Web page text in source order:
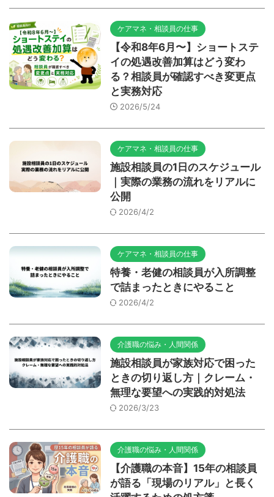
ケアマネ・相談員の仕事
【令和8年6月〜】ショートステ
イの処遇改善加算はどう変わ
る？相談員が確認すべき変更点
と実務対応
2026/5/24
ケアマネ・相談員の仕事
施設相談員の1日のスケジュール
｜実際の業務の流れをリアルに
公開
2026/4/2
ケアマネ・相談員の仕事
特養・老健の相談員が入所調整
で詰まったときにやること
2026/4/2
介護職の悩み・人間関係
施設相談員が家族対応で困った
ときの切り返し方｜クレーム・
無理な要望への実践的対処法
2026/3/23
介護職の悩み・人間関係
【介護職の本音】15年の相談員
が語る「現場のリアル」と長く